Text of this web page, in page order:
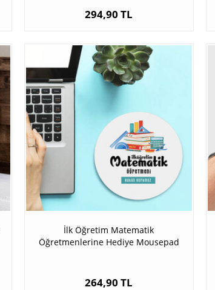
294,90 TL
İlk Öğretim Matematik
Öğretmenlerine Hediye Mousepad
264,90 TL